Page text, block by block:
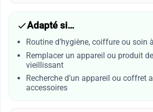
Adapté si…
Routine d’hygiène, coiffure ou soin
Remplacer un appareil ou produit
vieillissant
Recherche d’un appareil ou coffret
accessoires